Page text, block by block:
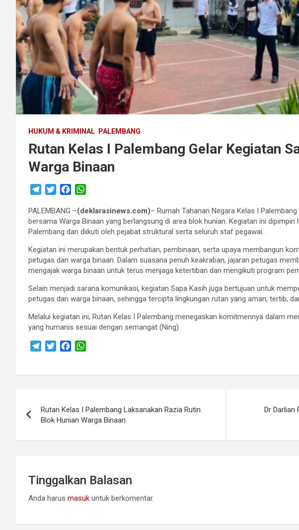
HUKUM & KRIMINAL PALEMBANG
Rutan Kelas I Palembang Gelar Kegiatan
Warga Binaan
l
e
g
a
m
i
t
t
c
e
b
o
k
a
t
s
p
p
PALEMBANG –(deklarasinews.com)– Rumah Tahanan Negara Kelas I
bersama Warga Binaan yang berlangsung di area blok hunian. Kegiatan ini dipimpin
Palembang dan diikuti oleh pejabat struktural serta seluruh staf pegawai.
Kegiatan ini merupakan bentuk perhatian, pembinaan, serta upaya membangun
petugas dan warga binaan. Dalam suasana penuh keakraban, jajaran petugas
mengajak warga binaan untuk terus menjaga ketertiban dan mengikuti program
Selain menjadi sarana komunikasi, kegiatan Sapa Kasih juga bertujuan untuk
petugas dan warga binaan, sehingga tercipta lingkungan rutan yang aman, tertib,
Melalui kegiatan ini, Rutan Kelas I Palembang menegaskan komitmennya dalam
yang humanis sesuai dengan semangat (Ning)
e
a
m
t
r
e
o
k
t
p
p
pos
Rutan Kelas I Palembang Laksanakan Razia Rutin
Blok Hunian Warga Binaan
Dr Darlian
Tinggalkan Balasan
Anda harus masuk untuk berkomentar.